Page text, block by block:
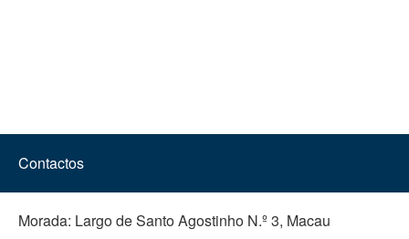
Contactos
Morada: Largo de Santo Agostinho N.º 3, Macau